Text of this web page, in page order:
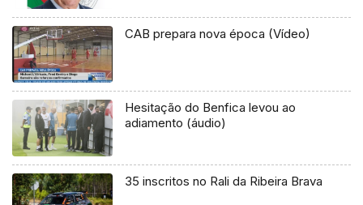
CAB prepara nova época (Vídeo)
Hesitação do Benfica levou ao
adiamento (áudio)
35 inscritos no Rali da Ribeira Brava